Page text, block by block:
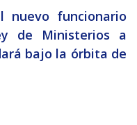
nuevo funcionario
de Ministerios a
bajo la órbita de